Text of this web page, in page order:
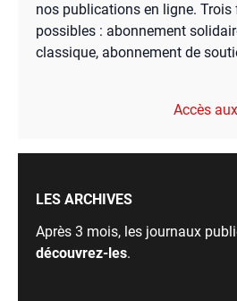
nos publications en ligne.
possibles : abonnement
classique, abonnement de
Accès
LES ARCHIVES
Après 3 mois, les journaux
découvrez-les.